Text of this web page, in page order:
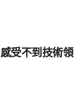
受不到技術